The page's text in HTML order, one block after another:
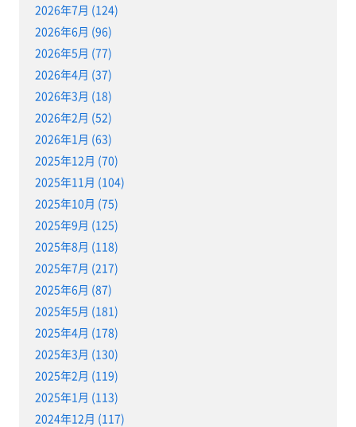
2026年7月 (124)
2026年6月 (96)
2026年5月 (77)
2026年4月 (37)
2026年3月 (18)
2026年2月 (52)
2026年1月 (63)
2025年12月 (70)
2025年11月 (104)
2025年10月 (75)
2025年9月 (125)
2025年8月 (118)
2025年7月 (217)
2025年6月 (87)
2025年5月 (181)
2025年4月 (178)
2025年3月 (130)
2025年2月 (119)
2025年1月 (113)
2024年12月 (117)